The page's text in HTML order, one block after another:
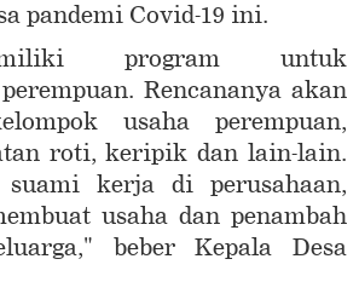
pandemi Covid-19 ini.
program untuk
Rencananya akan
usaha perempuan,
roti, keripik dan lain-lain.
suami kerja di perusahaan,
usaha dan penambah
beber Kepala Desa